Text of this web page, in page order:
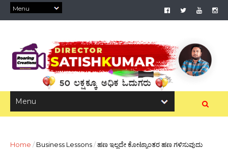
Home / Business Lessons/ಹಣ ಇಲ್ಲದೇ ಕೋಟ್ಯಾಂತರ ಹಣ ಗಳಿಸುವುದು